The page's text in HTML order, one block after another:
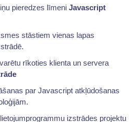
pieredzes līmeni Javascript
stāstiem vienas lapas
rīkoties klienta un servera
par Javascript atkļūdošanas
izstrādes projektu